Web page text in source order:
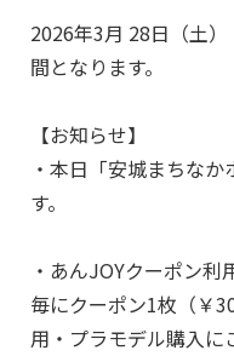
2026年3月 28日（土
間となります。
【お知らせ】
・本日「安城まちな
す。
・あんJOYクーポン
毎にクーポン1枚（￥
用・プラモデル購入に